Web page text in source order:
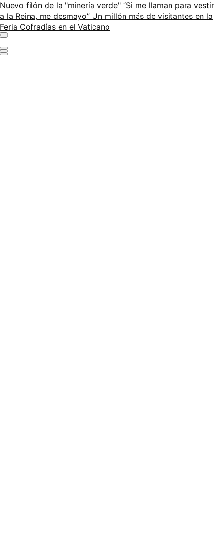
Nuevo filón de la "minería verde" “Si me llaman para vestir
a la Reina, me desmayo” Un millón más de visitantes en la
Feria Cofradías en el Vaticano